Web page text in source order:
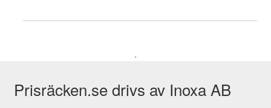
.
Prisräcken.se drivs av Inoxa AB